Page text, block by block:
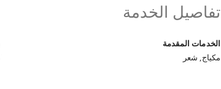
تفاصيل الخدمة
الخدمات المقدمة
مكياج, شعر